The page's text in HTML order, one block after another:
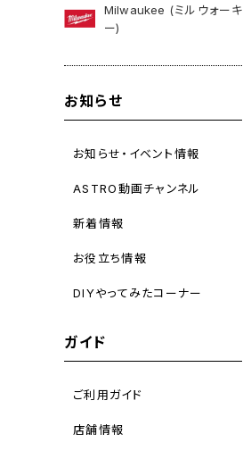
Milwaukee (ミルウォーキ
ー)
お知らせ
お知らせ・イベント情報
ASTRO動画チャンネル
新着情報
お役立ち情報
DIYやってみたコーナー
ガイド
ご利用ガイド
店舗情報